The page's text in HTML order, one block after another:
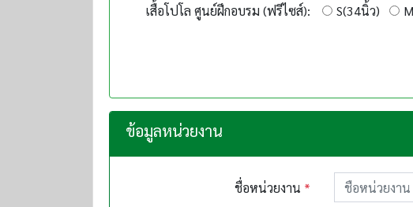
เสื้อโปโล ศูนย์ฝึกอบรม (ฟรีไซส์): S(34นิ้ว)
ข้อมูลหน่วยงาน
ชื่อหน่วยงาน *